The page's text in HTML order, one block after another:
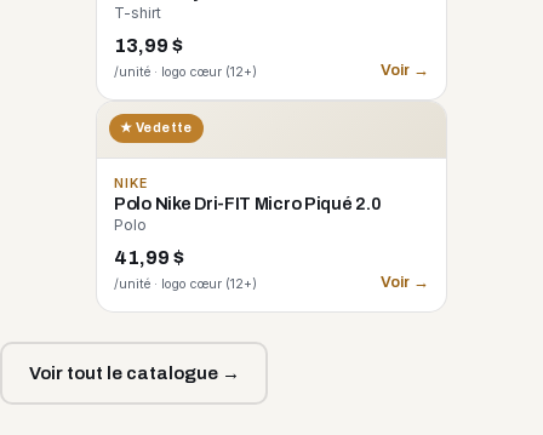
T-shirt
13,99 $
/unité · logo cœur (12+) Voir →
★ Vedette
NIKE
Polo Nike Dri-FIT Micro Piqué 2.0
Polo
41,99 $
/unité · logo cœur (12+) Voir →
Voir tout le catalogue →